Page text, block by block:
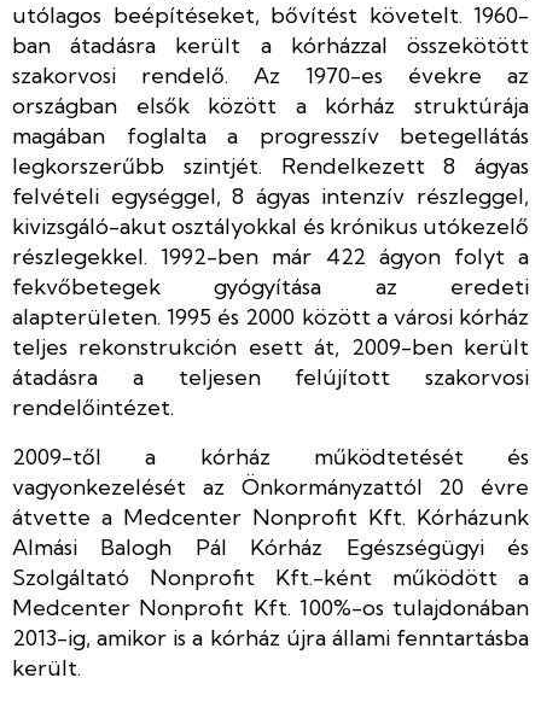
utólagos beépítéseket, bővítést követelt. 1960-
ban átadásra került a kórházzal összekötött
szakorvosi rendelő. Az 1970-es évekre az
országban elsők között a kórház struktúrája
magában foglalta a progresszív betegellátás
legkorszerűbb szintjét. Rendelkezett 8 ágyas
felvételi egységgel, 8 ágyas intenzív részleggel,
kivizsgáló-akut osztályokkal és krónikus utókezelő
részlegekkel. 1992-ben már 422 ágyon folyt a
fekvőbetegek gyógyítása az eredeti
alapterületen. 1995 és 2000 között a városi kórház
teljes rekonstrukción esett át, 2009-ben került
átadásra a teljesen felújított szakorvosi
rendelőintézet.
2009-től a kórház működtetését és
vagyonkezelését az Önkormányzattól 20 évre
átvette a Medcenter Nonprofit Kft. Kórházunk
Almási Balogh Pál Kórház Egészségügyi és
Szolgáltató Nonprofit Kft.-ként működött a
Medcenter Nonprofit Kft. 100%-os tulajdonában
2013-ig, amikor is a kórház újra állami fenntartásba
került.